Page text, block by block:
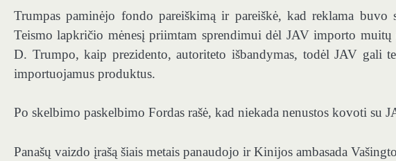
Trumpas paminėjo fondo pareiškimą ir pareiškė, kad reklama
Teismo lapkričio mėnesį priimtam sprendimui dėl JAV importo muitų
D. Trumpo, kaip prezidento, autoriteto išbandymas, todėl JAV gali
importuojamus produktus.
Po skelbimo paskelbimo Fordas rašė, kad niekada nenustos kovoti su
Panašų vaizdo įrašą šiais metais panaudojo ir Kinijos ambasada